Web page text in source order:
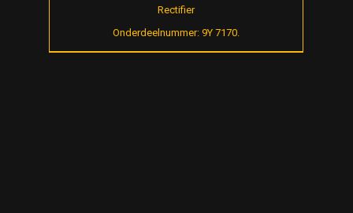
Rectifier
Onderdeelnummer: 9Y 7170.